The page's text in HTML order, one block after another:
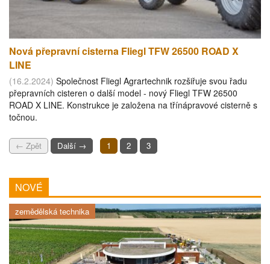
Nová přepravní cisterna Fliegl TFW 26500 ROAD X
LINE
(16.2.2024) Společnost Fliegl Agrartechnik rozšiřuje svou řadu
přepravních cisteren o další model - nový Fliegl TFW 26500
ROAD X LINE. Konstrukce je založena na třínápravové cisterně s
točnou.
← Zpět Další → 1 2 3
NOVÉ
zemědělská technika